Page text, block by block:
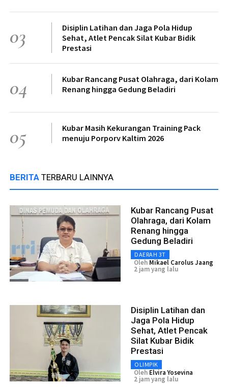
03
Disiplin Latihan dan Jaga Pola Hidup
Sehat, Atlet Pencak Silat Kubar Bidik
Prestasi
04
Kubar Rancang Pusat Olahraga, dari Kolam
Renang hingga Gedung Beladiri
05
Kubar Masih Kekurangan Training Pack
menuju Porporv Kaltim 2026
BERITA TERBARU LAINNYA
Kubar Rancang Pusat
Olahraga, dari Kolam
Renang hingga
Gedung Beladiri
DAERAH 3T
Oleh Mikael Carolus Jaang
2 jam yang lalu
Disiplin Latihan dan
Jaga Pola Hidup
Sehat, Atlet Pencak
Silat Kubar Bidik
Prestasi
OLIMPIK
Oleh Elvira Yosevina
2 jam yang lalu